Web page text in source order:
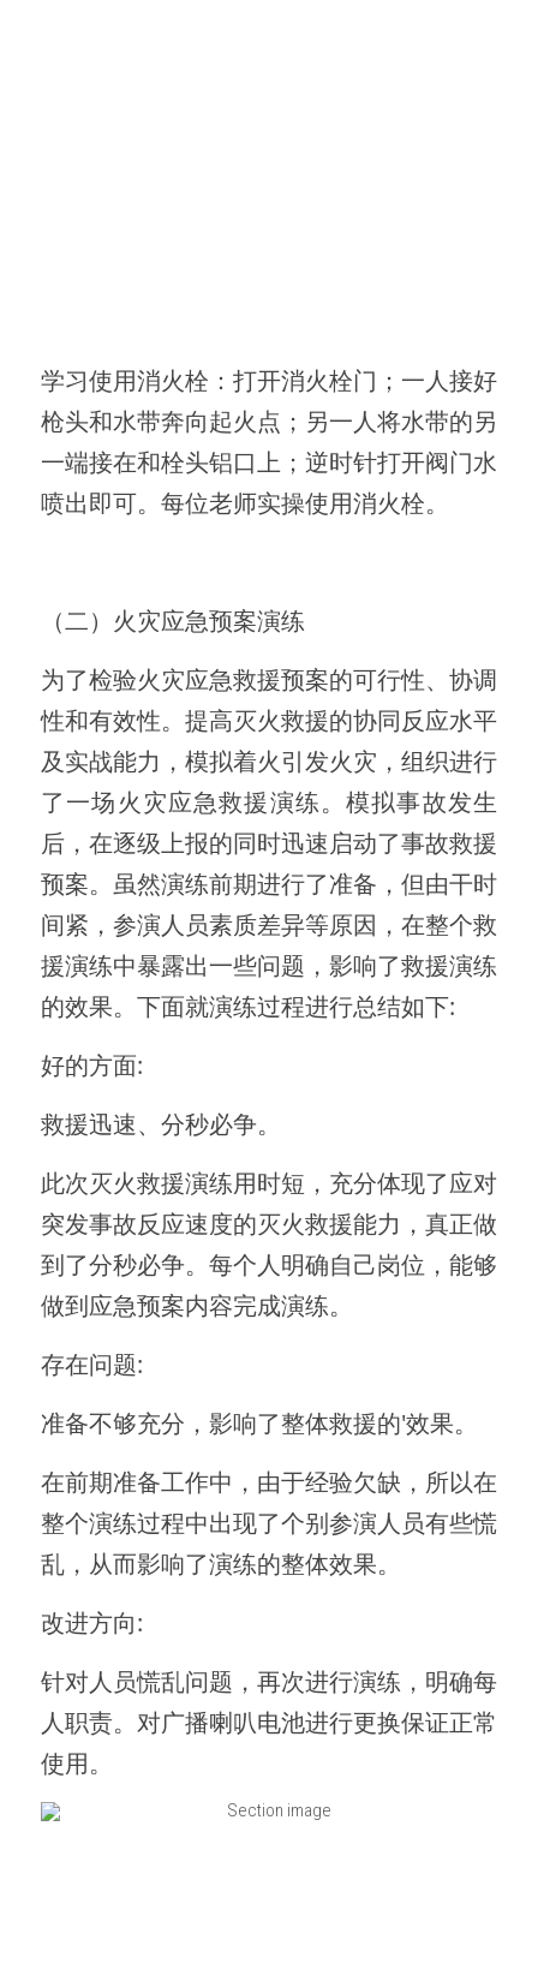
学习使用消火栓：打开消火栓门；一人接好
枪头和水带奔向起火点；另一人将水带的另
一端接在和栓头铝口上；逆时针打开阀门水
喷出即可。每位老师实操使用消火栓。
（二）火灾应急预案演练
为了检验火灾应急救援预案的可行性、协调
性和有效性。提高灭火救援的协同反应水平
及实战能力，模拟着火引发火灾，组织进行
了一场火灾应急救援演练。模拟事故发生
后，在逐级上报的同时迅速启动了事故救援
预案。虽然演练前期进行了准备，但由干时
间紧，参演人员素质差异等原因，在整个救
援演练中暴露出一些问题，影响了救援演练
的效果。下面就演练过程进行总结如下:
好的方面:
救援迅速、分秒必争。
此次灭火救援演练用时短，充分体现了应对
突发事故反应速度的灭火救援能力，真正做
到了分秒必争。每个人明确自己岗位，能够
做到应急预案内容完成演练。
存在问题:
准备不够充分，影响了整体救援的'效果。
在前期准备工作中，由于经验欠缺，所以在
整个演练过程中出现了个别参演人员有些慌
乱，从而影响了演练的整体效果。
改进方向:
针对人员慌乱问题，再次进行演练，明确每
人职责。对广播喇叭电池进行更换保证正常
使用。